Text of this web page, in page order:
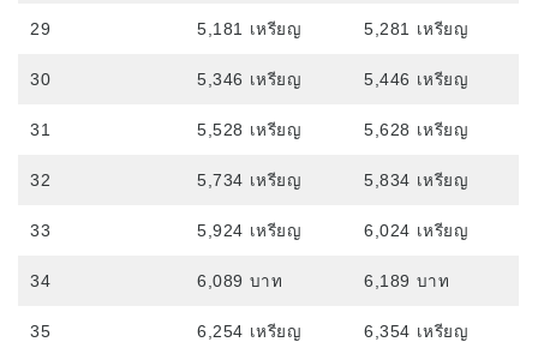
29 5,181 เหรียญ 5,281 เหรียญ
30 5,346 เหรียญ 5,446 เหรียญ
31 5,528 เหรียญ 5,628 เหรียญ
32 5,734 เหรียญ 5,834 เหรียญ
33 5,924 เหรียญ 6,024 เหรียญ
34 6,089 บาท 6,189 บาท
35 6,254 เหรียญ 6,354 เหรียญ